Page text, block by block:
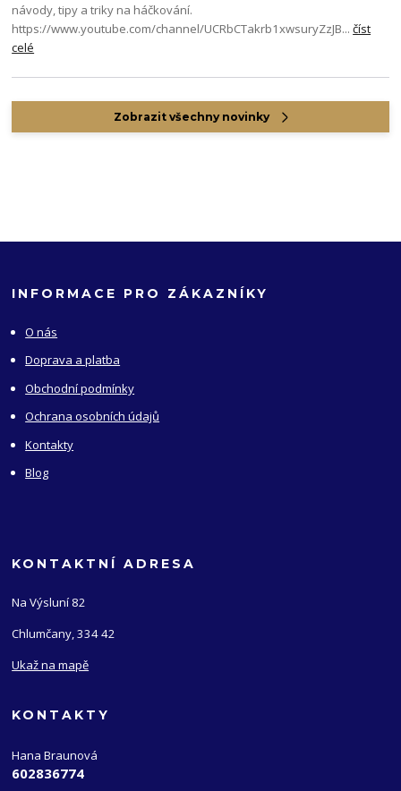
návody, tipy a triky na háčkování.
https://www.youtube.com/channel/UCRbCTakrb1xwsuryZzJB...číst
celé
Zobrazit všechny novinky
INFORMACE PRO ZÁKAZNÍKY
O nás
Doprava a platba
Obchodní podmínky
Ochrana osobních údajů
Kontakty
Blog
KONTAKTNÍ ADRESA
Na Výsluní 82
Chlumčany, 334 42
Ukaž na mapě
KONTAKTY
Hana Braunová
602836774